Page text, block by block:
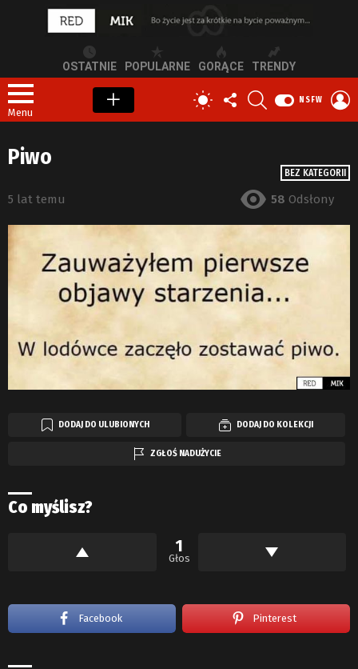
OSTATNIE POPULARNE GORĄCE TRENDY
Menu
PRZEŁĄCZ
SKÓRKĘ
OBSERWUJ
NAS
NSFW
BEZ KATEGORII
Piwo
5 lat temu 58 Odsłony
DODAJ DO ULUBIONYCH DODAJ DO KOLEKCJI
ZGŁOŚ NADUŻYCIE
Co myślisz?
1
Głos
Facebook Pinterest